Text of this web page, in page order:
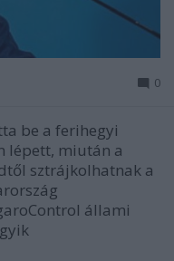
0
be a ferihegyi
lépett, miután a
sztrájkolhatnak a
állami